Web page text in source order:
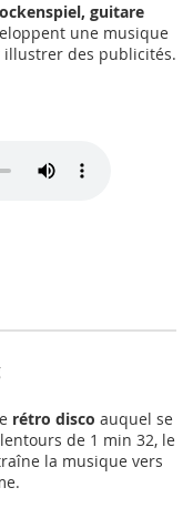
guitare
une musique
des publicités.
rétro disco auquel se
de 1 min 32, le
la musique vers